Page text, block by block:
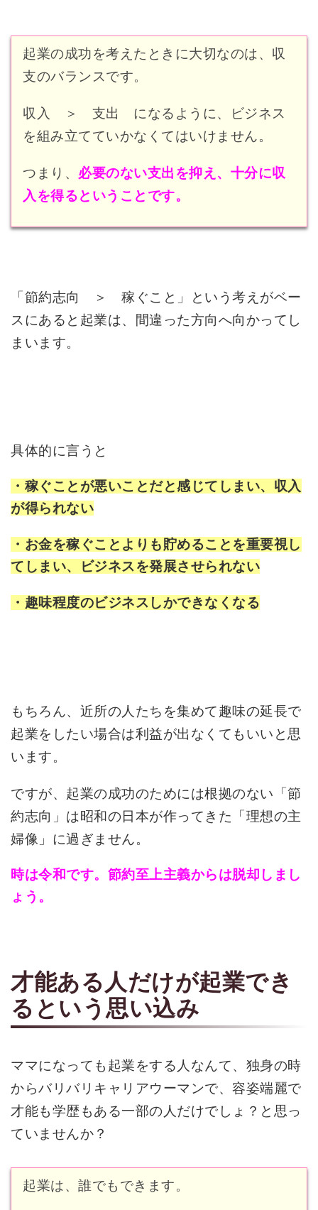
起業の成功を考えたときに大切なのは、収
支のバランスです。
収入 ＞ 支出 になるように、ビジネス
を組み立てていかなくてはいけません。
つまり、
必要のない支出を抑え、十分に収
入を得るということです。
「節約志向 ＞ 稼ぐこと」という考えがベー
スにあると起業は、間違った方向へ向かってし
まいます。
具体的に言うと
・稼ぐことが悪いことだと感じてしまい、収入
が得られない
・お金を稼ぐことよりも貯めることを重要視し
てしまい、ビジネスを発展させられない
・趣味程度のビジネスしかできなくなる
もちろん、近所の人たちを集めて趣味の延長で
起業をしたい場合は利益が出なくてもいいと思
います。
ですが、起業の成功のためには根拠のない「節
約志向」は昭和の日本が作ってきた「理想の主
婦像」に過ぎません。
時は令和です。節約至上主義からは脱却しまし
ょう。
才能ある人だけが起業でき
るという思い込み
ママになっても起業をする人なんて、独身の時
からバリバリキャリアウーマンで、容姿端麗で
才能も学歴もある一部の人だけでしょ？と思っ
ていませんか？
起業は、誰でもできます。